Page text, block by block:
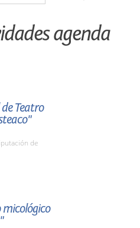
agenda
Teatro
de
micológico